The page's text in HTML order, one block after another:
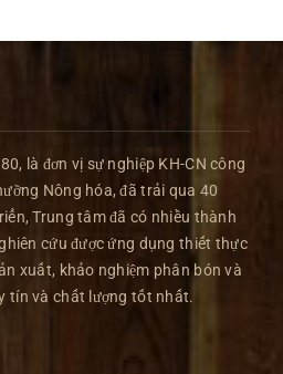
là đơn vị sự nghiệp KH-CN công
Nông hóa, đã trải qua 40
Trung tâm đã có nhiều thành
cứu được ứng dụng thiết thực
xuất, khảo nghiệm phân bón và
tín và chất lượng tốt nhất.